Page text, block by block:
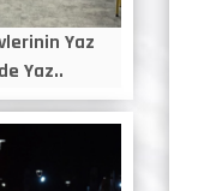
Yaz
Yaz..